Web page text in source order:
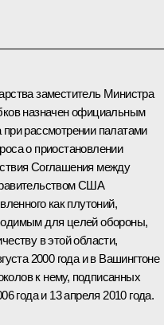
заместитель Министра
назначен официальным
рассмотрении палатами
о приостановлении
Соглашения между
США
как плутоний,
для целей обороны,
в этой области,
2000 года и в Вашингтоне
к нему, подписанных
года и 13 апреля 2010 года.